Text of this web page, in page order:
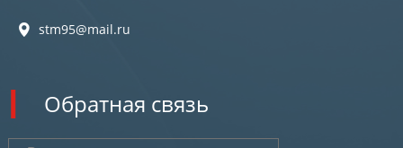
stm95@mail.ru
Обратная связь